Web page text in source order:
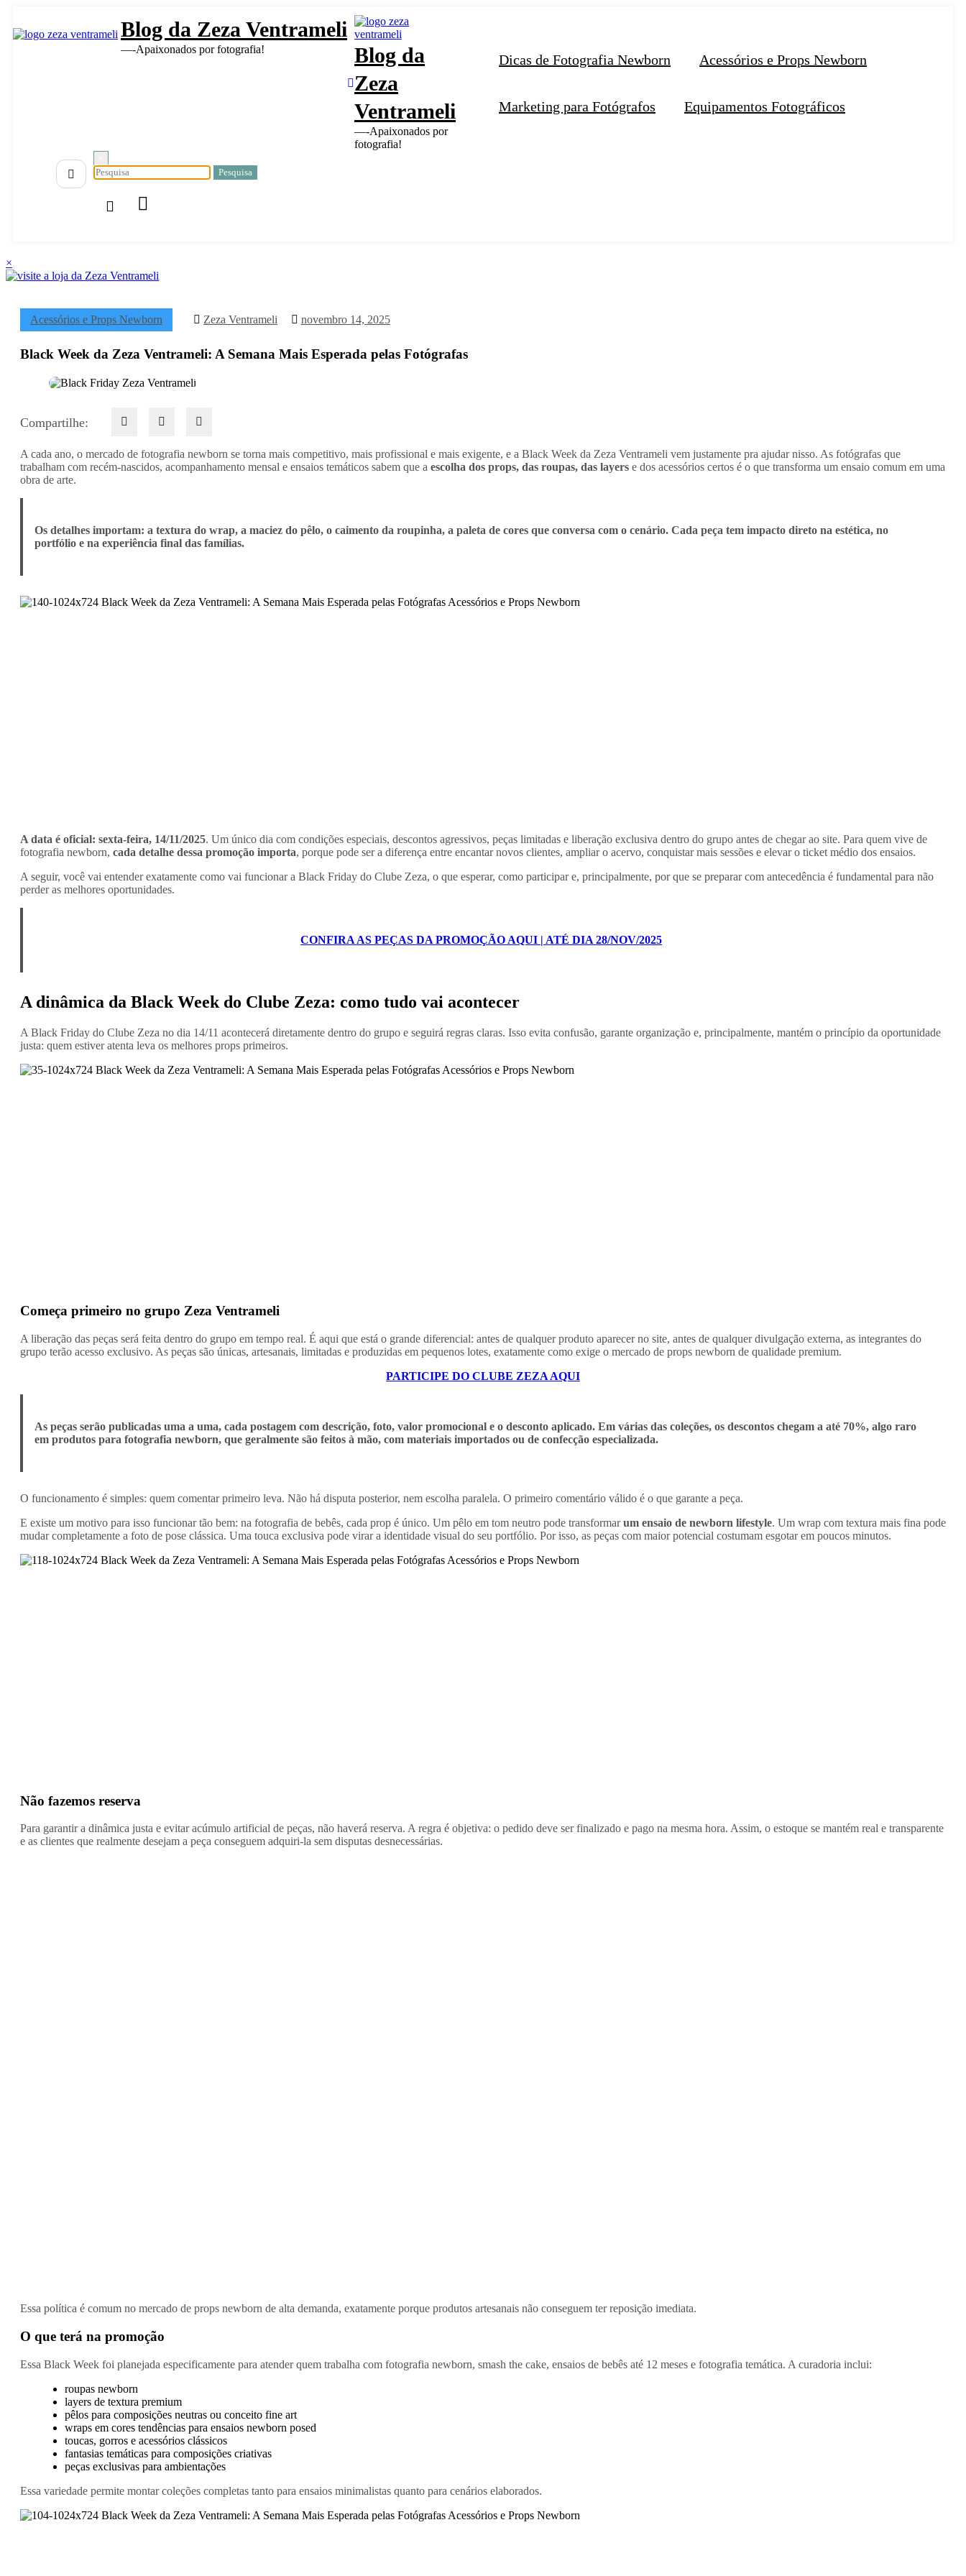
Blog da Zeza Ventrameli
—-Apaixonados por fotografia!
Blog da
Zeza
Ventrameli
—-Apaixonados por
fotografia!
Dicas de Fotografia Newborn Acessórios e Props Newborn
Marketing para Fotógrafos Equipamentos Fotográficos
×
Acessórios e Props Newborn Zeza Ventrameli novembro 14, 2025
Black Week da Zeza Ventrameli: A Semana Mais Esperada pelas Fotógrafas
Compartilhe:
A cada ano, o mercado de fotografia newborn se torna mais competitivo, mais profissional e mais exigente, e a Black Week da Zeza Ventrameli vem justamente pra ajudar nisso. As fotógrafas que
trabalham com recém-nascidos, acompanhamento mensal e ensaios temáticos sabem que a escolha dos props, das roupas, das layers e dos acessórios certos é o que transforma um ensaio comum em uma
obra de arte.
Os detalhes importam: a textura do wrap, a maciez do pêlo, o caimento da roupinha, a paleta de cores que conversa com o cenário. Cada peça tem impacto direto na estética, no
portfólio e na experiência final das famílias.
A data é oficial: sexta-feira, 14/11/2025. Um único dia com condições especiais, descontos agressivos, peças limitadas e liberação exclusiva dentro do grupo antes de chegar ao site. Para quem vive de
fotografia newborn, cada detalhe dessa promoção importa, porque pode ser a diferença entre encantar novos clientes, ampliar o acervo, conquistar mais sessões e elevar o ticket médio dos ensaios.
A seguir, você vai entender exatamente como vai funcionar a Black Friday do Clube Zeza, o que esperar, como participar e, principalmente, por que se preparar com antecedência é fundamental para não
perder as melhores oportunidades.
CONFIRA AS PEÇAS DA PROMOÇÃO AQUI | ATÉ DIA 28/NOV/2025
A dinâmica da Black Week do Clube Zeza: como tudo vai acontecer
A Black Friday do Clube Zeza no dia 14/11 acontecerá diretamente dentro do grupo e seguirá regras claras. Isso evita confusão, garante organização e, principalmente, mantém o princípio da oportunidade
justa: quem estiver atenta leva os melhores props primeiros.
Começa primeiro no grupo Zeza Ventrameli
A liberação das peças será feita dentro do grupo em tempo real. É aqui que está o grande diferencial: antes de qualquer produto aparecer no site, antes de qualquer divulgação externa, as integrantes do
grupo terão acesso exclusivo. As peças são únicas, artesanais, limitadas e produzidas em pequenos lotes, exatamente como exige o mercado de props newborn de qualidade premium.
PARTICIPE DO CLUBE ZEZA AQUI
As peças serão publicadas uma a uma, cada postagem com descrição, foto, valor promocional e o desconto aplicado. Em várias das coleções, os descontos chegam a até 70%, algo raro
em produtos para fotografia newborn, que geralmente são feitos à mão, com materiais importados ou de confecção especializada.
O funcionamento é simples: quem comentar primeiro leva. Não há disputa posterior, nem escolha paralela. O primeiro comentário válido é o que garante a peça.
E existe um motivo para isso funcionar tão bem: na fotografia de bebês, cada prop é único. Um pêlo em tom neutro pode transformarum ensaio de newborn lifestyle. Um wrap com textura mais fina pode
mudar completamente a foto de pose clássica. Uma touca exclusiva pode virar a identidade visual do seu portfólio. Por isso, as peças com maior potencial costumam esgotar em poucos minutos.
Não fazemos reserva
Para garantir a dinâmica justa e evitar acúmulo artificial de peças, não haverá reserva. A regra é objetiva: o pedido deve ser finalizado e pago na mesma hora. Assim, o estoque se mantém real e transparente
e as clientes que realmente desejam a peça conseguem adquiri-la sem disputas desnecessárias.
Essa política é comum no mercado de props newborn de alta demanda, exatamente porque produtos artesanais não conseguem ter reposição imediata.
O que terá na promoção
Essa Black Week foi planejada especificamente para atender quem trabalha com fotografia newborn, smash the cake, ensaios de bebês até 12 meses e fotografia temática. A curadoria inclui:
roupas newborn
layers de textura premium
pêlos para composições neutras ou conceito fine art
wraps em cores tendências para ensaios newborn posed
toucas, gorros e acessórios clássicos
fantasias temáticas para composições criativas
peças exclusivas para ambientações
Essa variedade permite montar coleções completas tanto para ensaios minimalistas quanto para cenários elaborados.